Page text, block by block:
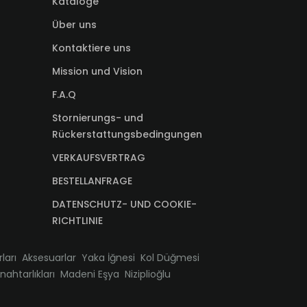
Über uns
Kontaktiere uns
Mission und Vision
F.A.Q
Stornierungs- und
Rückerstattungsbedingungen
VERKAUFSVERTRAG
BESTELLANFRAGE
DATENSCHUTZ- UND COOKIE-
RICHTLINIE
Aksesuarlar Yaka İğnesi Kol Düğmesi
Madeni Eşya Niziplioğlu